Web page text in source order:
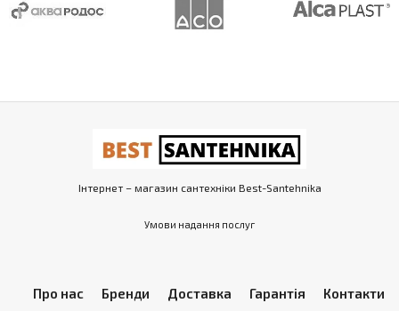
Інтернет – магазин сантехніки Best-Santehnika
Умови надання послуг
Про нас Бренди Доставка Гарантія Контакти